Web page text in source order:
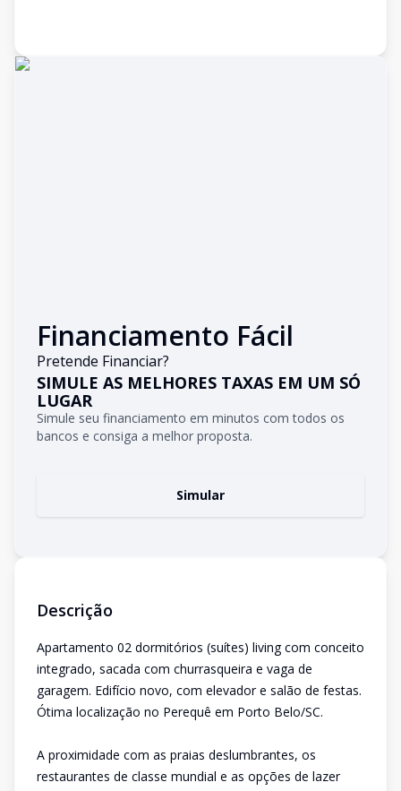
Financiamento Fácil
Pretende Financiar?
SIMULE AS MELHORES TAXAS EM UM SÓ
LUGAR
Simule seu financiamento em minutos com todos os
bancos e consiga a melhor proposta.
Simular
Descrição
Apartamento 02 dormitórios (suítes) living com conceito
integrado, sacada com churrasqueira e vaga de
garagem. Edifício novo, com elevador e salão de festas.
Ótima localização no Perequê em Porto Belo/SC.
A proximidade com as praias deslumbrantes, os
restaurantes de classe mundial e as opções de lazer